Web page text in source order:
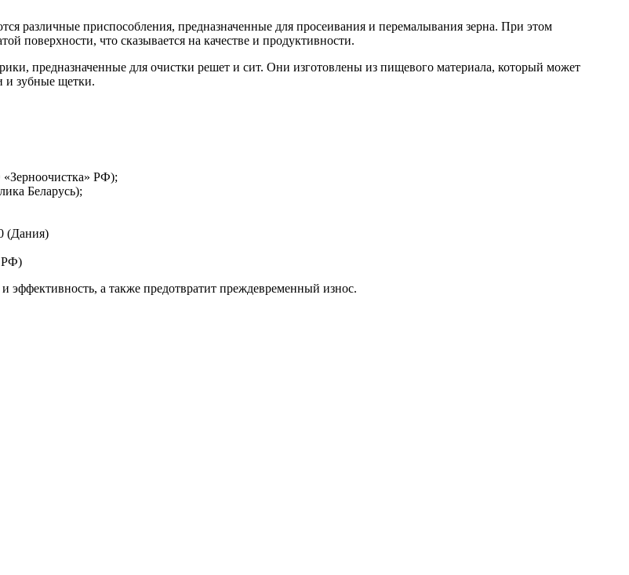
различные приспособления, предназначенные для просеивания и перемалывания зерна. При этом
поверхности, что сказывается на качестве и продуктивности.
предназначенные для очистки решет и сит. Они изготовлены из пищевого материала, который может
и зубные щетки.
РФ);
Беларусь);
(Дания)
РФ)
а также предотвратит преждевременный износ.